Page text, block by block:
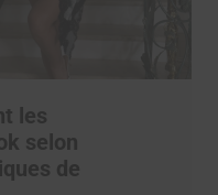
les
selon
de